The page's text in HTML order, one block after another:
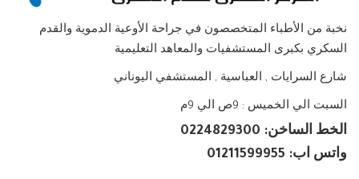
نخبة من الأطباء المتخصصون في جراحة الأوعية الدموية والقدم
السكري بكبرى المستشفيات والمعاهد التعليمية
شارع السرايات , العباسية , المستشفي اليوناني
السبت الي الخميس : 9ص الي 9م
الخط الساخن: 0224829300
واتس اب: 01211599955